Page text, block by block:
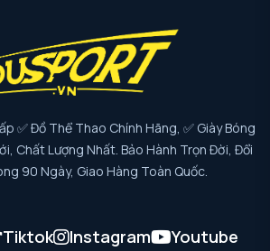
✅ Đồ Thể Thao Chính Hãng, ✅ Giày Bóng
Chất Lượng Nhất. Bảo Hành Trọn Đời, Đổi
90 Ngày, Giao Hàng Toàn Quốc.
Tiktok Instagram Youtube